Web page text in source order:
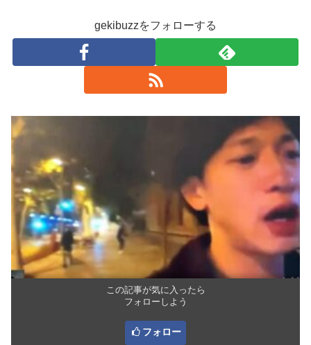
gekibuzzをフォローする
この記事が気に入ったら
フォローしよう
フォロー